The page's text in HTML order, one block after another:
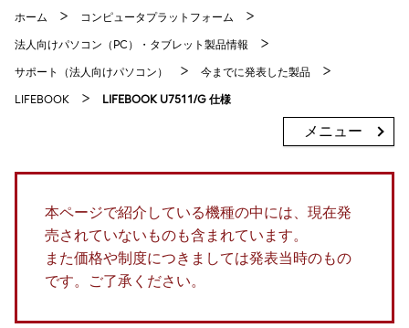
ホーム コンピュータプラットフォーム
法人向けパソコン（PC）・タブレット製品情報
サポート（法人向けパソコン） 今までに発表した製品
LIFEBOOK LIFEBOOK U7511/G 仕様
メニュー
本ページで紹介している機種の中には、現在発
売されていないものも含まれています。
また価格や制度につきましては発表当時のもの
です。ご了承ください。